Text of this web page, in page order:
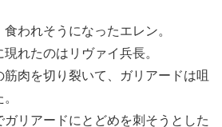
われそうになったエレン。
れたのはリヴァイ兵長。
肉を切り裂いて、ガリアードは咀
ガリアードにとどめを刺そうとした